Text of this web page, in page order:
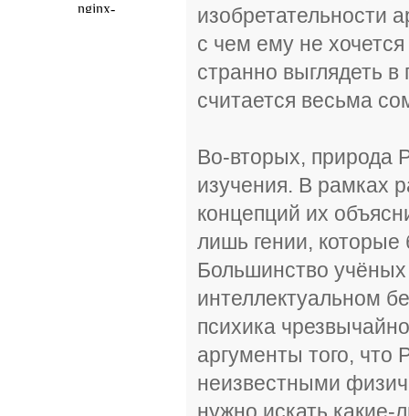
изобретательности
с чем ему не
странно выглядеть
считается весьма
Во-вторых, природа
изучения. В рамках
концепций их
лишь гении, которые
Большинство
интеллектуальном
психика
аргументы того, что
неизвестными
нужно искать